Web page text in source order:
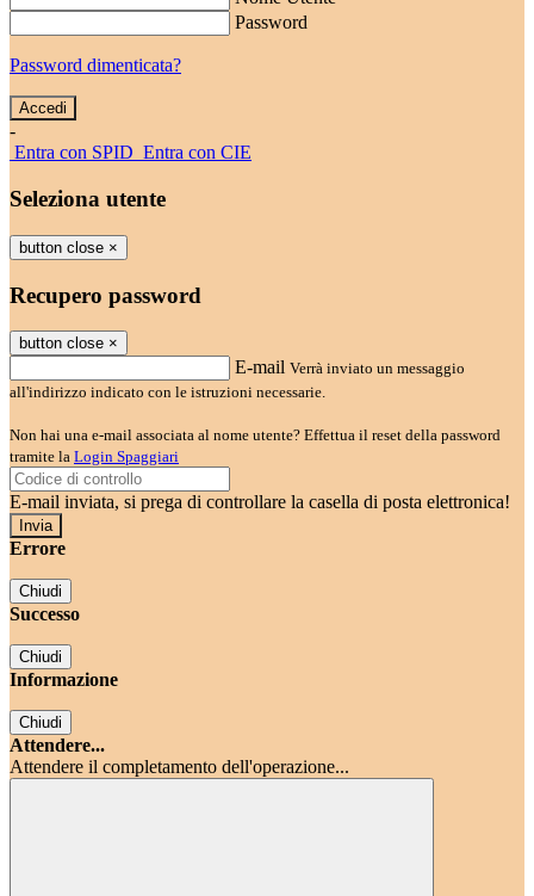
Password
Password dimenticata?
-
Entra con SPID Entra con CIE
Seleziona utente
button close ×
Recupero password
button close ×
E-mail Verrà inviato un messaggio
all'indirizzo indicato con le istruzioni necessarie.
Non hai una e-mail associata al nome utente? Effettua il reset della password
tramite la Login Spaggiari
E-mail inviata, si prega di controllare la casella di posta elettronica!
Errore
Chiudi
Successo
Chiudi
Informazione
Chiudi
Attendere...
Attendere il completamento dell'operazione...